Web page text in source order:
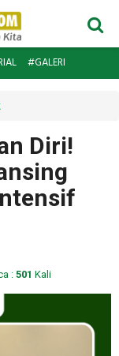
#GALERI
Diri!
:501 Kali